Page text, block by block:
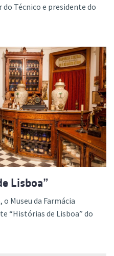
Técnico e presidente do
Lisboa”
Museu da Farmácia
“Histórias de Lisboa” do